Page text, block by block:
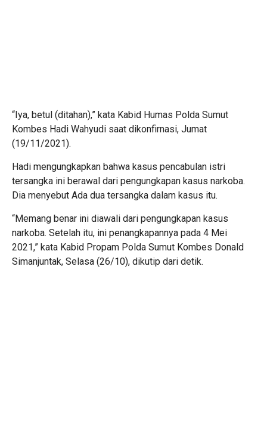
“Iya, betul (ditahan),” kata Kabid Humas Polda Sumut
Kombes Hadi Wahyudi saat dikonfirnasi, Jumat
(19/11/2021).
Hadi mengungkapkan bahwa kasus pencabulan istri
tersangka ini berawal dari pengungkapan kasus narkoba.
Dia menyebut Ada dua tersangka dalam kasus itu.
“Memang benar ini diawali dari pengungkapan kasus
narkoba. Setelah itu, ini penangkapannya pada 4 Mei
2021,” kata Kabid Propam Polda Sumut Kombes Donald
Simanjuntak, Selasa (26/10), dikutip dari detik.